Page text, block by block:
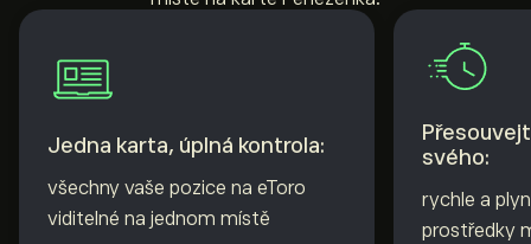
Jedna karta, úplná kontrola:
všechny vaše pozice na eToro
viditelné na jednom místě
svého:
rychle a
prostředky